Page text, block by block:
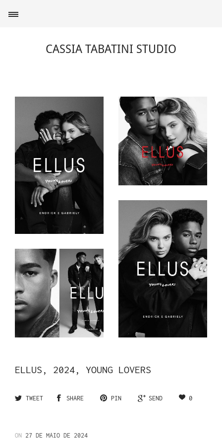
CASSIA TABATINI STUDIO
ELLUS, 2024, YOUNG LOVERS
TWEET SHARE PIN SEND 0
ON 27 DE MAIO DE 2024